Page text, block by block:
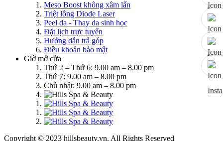
Meso Boost không xâm lấn
Triệt lông Diode Laser
Peel da - Thay da sinh học
Đặt lịch trực tuyến
Hướng dẫn trả góp
Điều khoản bảo mật
Giờ mở cửa
Thứ 2 – Thứ 6: 9.00 am – 8.00 pm
Thứ 7: 9.00 am – 8.00 pm
Chủ nhật: 9.00 am – 8.00 pm
Copyright © 2023 hillsbeauty.vn. All Rights Reserved